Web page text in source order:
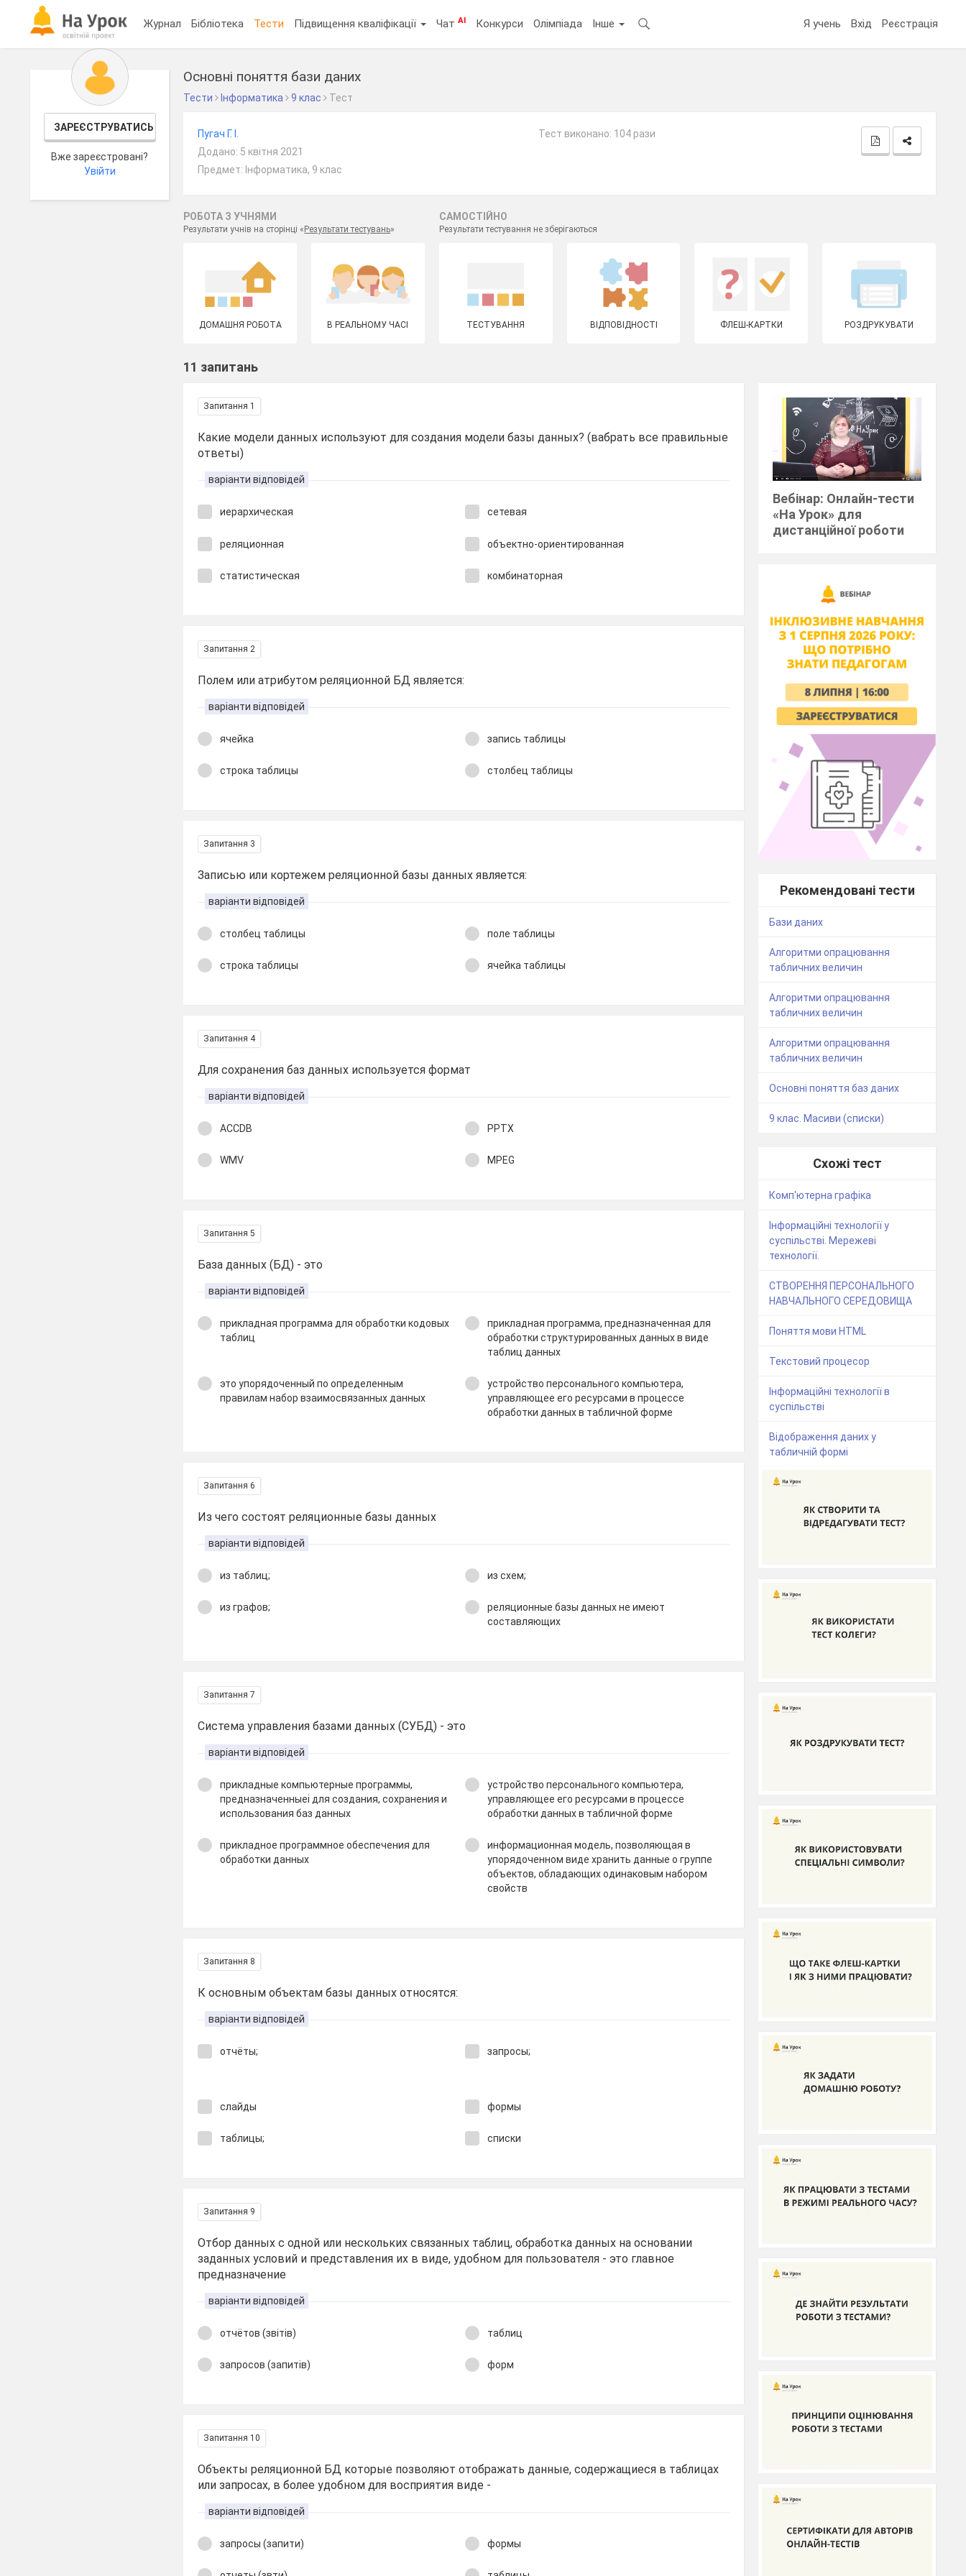
Журнал Бібліотека Тести Підвищення кваліфікації ЧатAI Конкурси Олімпіада Інше Я учень Вхід Реєстрація
ЗАРЕЄСТРУВАТИСЬ
Вже зареєстровані?
Увійти
Основні поняття бази даних
Тести Інформатика 9 клас Тест
Пугач Г. І.
Додано: 5 квітня 2021
Предмет: Інформатика, 9 клас
Тест виконано: 104 рази
РОБОТА З УЧНЯМИ
Результати учнів на сторінці « Результати тестувань»
САМОСТІЙНО
Результати тестування не зберігаються
ДОМАШНЯ РОБОТА В РЕАЛЬНОМУ ЧАСІ ТЕСТУВАННЯ ВІДПОВІДНОСТІ ФЛЕШ-КАРТКИ РОЗДРУКУВАТИ
11 запитань
Запитання 1
Какие модели данных используют для создания модели базы данных? (вабрать все правильные
ответы)
варіанти відповідей
иерархическая сетевая
реляционная объектно-ориентированная
статистическая комбинаторная
Запитання 2
Полем или атрибутом реляционной БД является:
варіанти відповідей
ячейка запись таблицы
строка таблицы столбец таблицы
Запитання 3
Записью или кортежем реляционной базы данных является:
варіанти відповідей
столбец таблицы поле таблицы
строка таблицы ячейка таблицы
Запитання 4
Для сохранения баз данных используется формат
варіанти відповідей
ACCDB PPTX
WMV MPEG
Запитання 5
База данных (БД) - это
варіанти відповідей
прикладная программа для обработки кодовых
таблиц
прикладная программа, предназначенная для
обработки структурированных данных в виде
таблиц данных
это упорядоченный по определенным
правилам набор взаимосвязанных данных
устройство персонального компьютера,
управляющее его ресурсами в процессе
обработки данных в табличной форме
Запитання 6
Из чего состоят реляционные базы данных
варіанти відповідей
из таблиц; из схем;
из графов;
реляционные базы данных не имеют
составляющих
Запитання 7
Система управления базами данных (СУБД) - это
варіанти відповідей
прикладные компьютерные программы,
предназначенныеі для создания, сохранения и
использования баз данных
устройство персонального компьютера,
управляющее его ресурсами в процессе
обработки данных в табличной форме
прикладное программное обеспечения для
обработки данных
информационная модель, позволяющая в
упорядоченном виде хранить данные о группе
объектов, обладающих одинаковым набором
свойств
Запитання 8
К основным объектам базы данных относятся:
варіанти відповідей
отчёты; запросы;
слайды формы
таблицы; списки
Запитання 9
Отбор данных с одной или нескольких связанных таблиц, обработка данных на основании
заданных условий и представления их в виде, удобном для пользователя - это главное
предназначение
варіанти відповідей
отчётов (звітів) таблиц
запросов (запитів) форм
Запитання 10
Объекты реляционной БД которые позволяют отображать данные, содержащиеся в таблицах
или запросах, в более удобном для восприятия виде -
варіанти відповідей
запросы (запити) формы
Вебінар: Онлайн-тести
«На Урок» для
дистанційної роботи
Рекомендовані тести
Бази даних
Алгоритми опрацювання
табличних величин
Алгоритми опрацювання
табличних величин
Алгоритми опрацювання
табличних величин
Основні поняття баз даних
9 клас. Масиви (списки)
Схожі тест
Комп'ютерна графіка
Інформаційні технології у
суспільстві. Мережеві
технології.
СТВОРЕННЯ ПЕРСОНАЛЬНОГО
НАВЧАЛЬНОГО СЕРЕДОВИЩА
Поняття мови HTML
Текстовий процесор
Інформаційні технології в
суспільстві
Відображення даних у
табличній формі